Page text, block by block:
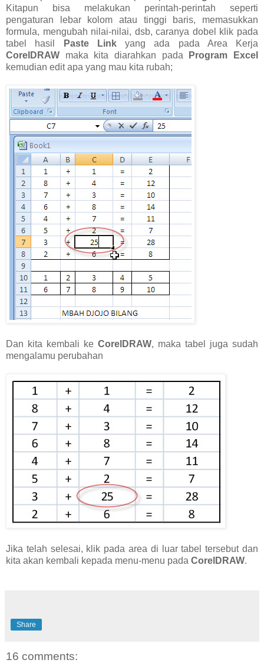
Kitapun bisa melakukan perintah-perintah seperti
pengaturan lebar kolom atau tinggi baris, memasukkan
formula, mengubah nilai-nilai, dsb, caranya dobel klik pada
tabel hasil
Paste Linkyang ada pada Area Kerja
CorelDRAW maka kita diarahkan pada
Program Excel
kemudian edit apa yang mau kita rubah;
Dan kita kembali ke CorelDRAW, maka tabel juga sudah
mengalamu perubahan
Jika telah selesai, klik pada area di luar tabel tersebut dan
kita akan kembali kepada menu-menu pada CorelDRAW.
Share
16 comments: